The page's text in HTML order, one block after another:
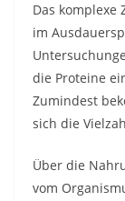
Das komplexe
im
die Proteine
Zumindest
sich die
Über die
vom